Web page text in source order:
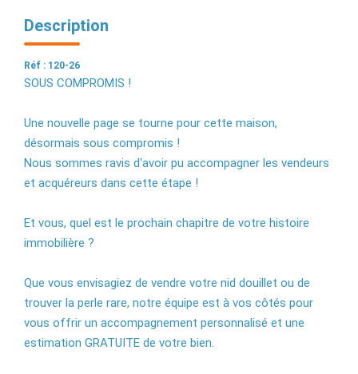
Description
Réf : 120-26
SOUS COMPROMIS !
Une nouvelle page se tourne pour cette maison,
désormais sous compromis !
Nous sommes ravis d'avoir pu accompagner les vendeurs
et acquéreurs dans cette étape !
Et vous, quel est le prochain chapitre de votre histoire
immobilière ?
Que vous envisagiez de vendre votre nid douillet ou de
trouver la perle rare, notre équipe est à vos côtés pour
vous offrir un accompagnement personnalisé et une
estimation GRATUITE de votre bien.